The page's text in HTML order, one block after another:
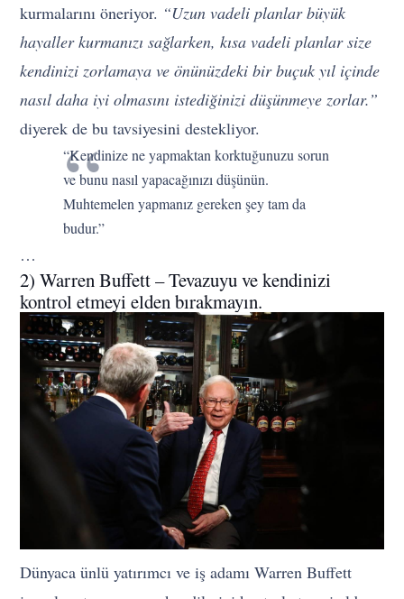
kurmalarını öneriyor. “Uzun vadeli planlar büyük
hayaller kurmanızı sağlarken, kısa vadeli planlar size
kendinizi zorlamaya ve önünüzdeki bir buçuk yıl içinde
nasıl daha iyi olmasını istediğinizi düşünmeye zorlar.”
diyerek de bu tavsiyesini destekliyor.
“Kendinize ne yapmaktan korktuğunuzu sorun
ve bunu nasıl yapacağınızı düşünün.
Muhtemelen yapmanız gereken şey tam da
budur.”
…
2) Warren Buffett – Tevazuyu ve kendinizi
kontrol etmeyi elden bırakmayın.
Dünyaca ünlü yatırımcı ve iş adamı Warren Buffett